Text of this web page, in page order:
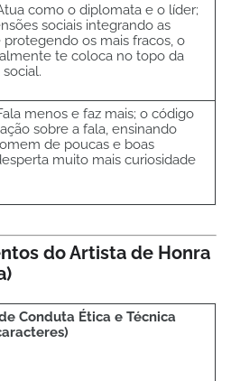
como o diplomata e o líder;
sociais integrando as
protegendo os mais fracos, o
te coloca no topo da
menos e faz mais; o código
sobre a fala, ensinando
de poucas e boas
muito mais curiosidade
do Artista de Honra
Conduta Ética e Técnica